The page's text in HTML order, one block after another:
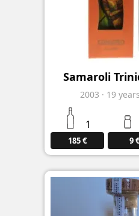
Samaroli
2003 · 19 years
1
185 € 9